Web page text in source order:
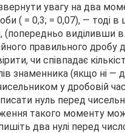
звернути увагу на два
( = 0,3; = 0,07), — тоді в
(попередньо виділивши в
правильного дробу
чи співпадає
знаменника (якщо ні —
у дробовій
нуль пе­ред
такого моменту
два нулі перед